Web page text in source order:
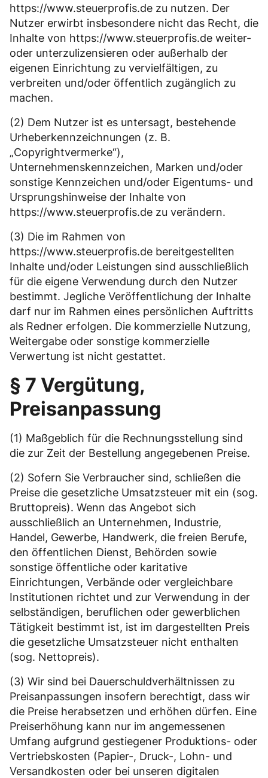
https://www.steuerprofis.de zu nutzen. Der
Nutzer erwirbt insbesondere nicht das Recht, die
Inhalte von https://www.steuerprofis.de weiter-
oder unterzulizensieren oder außerhalb der
eigenen Einrichtung zu vervielfältigen, zu
verbreiten und/oder öffentlich zugänglich zu
machen.
(2) Dem Nutzer ist es untersagt, bestehende
Urheberkennzeichnungen (z. B.
„Copyrightvermerke“),
Unternehmenskennzeichen, Marken und/oder
sonstige Kennzeichen und/oder Eigentums- und
Ursprungshinweise der Inhalte von
https://www.steuerprofis.de zu verändern.
(3) Die im Rahmen von
https://www.steuerprofis.de bereitgestellten
Inhalte und/oder Leistungen sind ausschließlich
für die eigene Verwendung durch den Nutzer
bestimmt. Jegliche Veröffentlichung der Inhalte
darf nur im Rahmen eines persönlichen Auftritts
als Redner erfolgen. Die kommerzielle Nutzung,
Weitergabe oder sonstige kommerzielle
Verwertung ist nicht gestattet.
§ 7 Vergütung,
Preisanpassung
(1) Maßgeblich für die Rechnungsstellung sind
die zur Zeit der Bestellung angegebenen Preise.
(2) Sofern Sie Verbraucher sind, schließen die
Preise die gesetzliche Umsatzsteuer mit ein (sog.
Bruttopreis). Wenn das Angebot sich
ausschließlich an Unternehmen, Industrie,
Handel, Gewerbe, Handwerk, die freien Berufe,
den öffentlichen Dienst, Behörden sowie
sonstige öffentliche oder karitative
Einrichtungen, Verbände oder vergleichbare
Institutionen richtet und zur Verwendung in der
selbständigen, beruflichen oder gewerblichen
Tätigkeit bestimmt ist, ist im dargestellten Preis
die gesetzliche Umsatzsteuer nicht enthalten
(sog. Nettopreis).
(3) Wir sind bei Dauerschuldverhältnissen zu
Preisanpassungen insofern berechtigt, dass wir
die Preise herabsetzen und erhöhen dürfen. Eine
Preiserhöhung kann nur im angemessenen
Umfang aufgrund gestiegener Produktions- oder
Vertriebskosten (Papier-, Druck-, Lohn- und
Versandkosten oder bei unseren digitalen